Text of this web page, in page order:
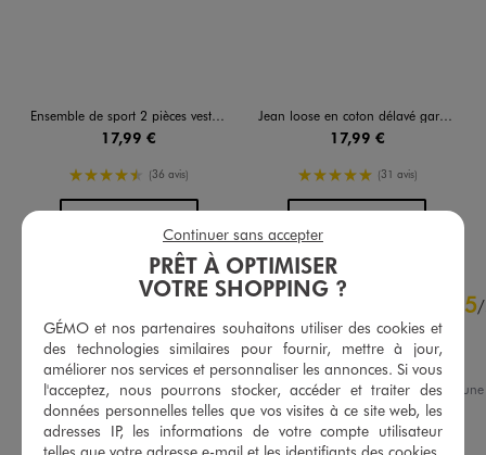
Ensemble de sport 2 pièces veste zippée et pantalon garçon
17,99 €
4.5/5 de moyenne
(36 avis)
AU PANIER
Jean loose en coton délavé garçon
17,99 €
5/5 de moyenne
(31 avis)
AU PANIER
4.7 /5
Basé sur78 avis soumis à un
contrôle
Voir tous les avis sur ce site
5/
Avis vérifié
parfait
Avis du03/08/2026
, suite à
21/07/2026
par Martine C.
Utile Signaler
PRÊT À OPTIMISER
VOTRE SHOPPING ?
GÉMO et nos partenaires souhaitons utiliser des cookies et
des technologies similaires pour fournir, mettre à jour,
améliorer nos services et personnaliser les annonces. Si vous
l'acceptez, nous pourrons stocker, accéder et traiter des
données personnelles telles que vos visites à ce site web, les
adresses IP, les informations de votre compte utilisateur
telles que votre adresse e-mail et les identifiants des cookies.
Continuer sans accepter